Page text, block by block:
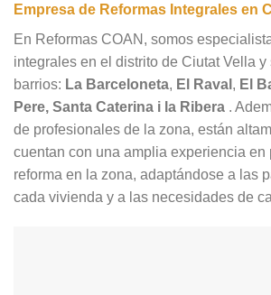
Empresa de Reformas Integrales en
En Reformas COAN, somos
integrales en el distrito de Ciutat Vella
barrios: La Barceloneta, El Raval , El
Pere, Santa Caterina i la Ribera .
de profesionales de la zona, están
cuentan con una amplia experiencia en
reforma en la zona, adaptándose a las
cada vivienda y a las necesidades de